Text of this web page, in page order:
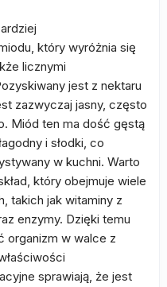
który wyróżnia się
licznymi
jest z nektaru
zazwyczaj jasny, często
Miód ten ma dość gęstą
i słodki, co
w kuchni. Warto
który obejmuje wiele
takich jak witaminy z
enzymy. Dzięki temu
organizm w walce z
sprawiają, że jest